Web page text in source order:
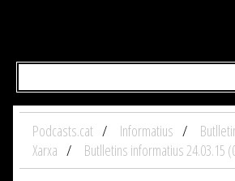
Podcasts.cat Informatius
Xarxa
Butlletins informatius 24.03.15